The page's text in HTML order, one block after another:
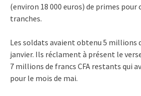
(environ 18 000 euros) de primes pour
tranches.
Les soldats avaient obtenu 5 millions
janvier. Ils réclament à présent le
7 millions de francs CFA restants qui
pour le mois de mai.